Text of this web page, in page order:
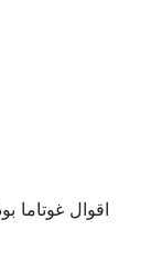
اقوال غوتاما